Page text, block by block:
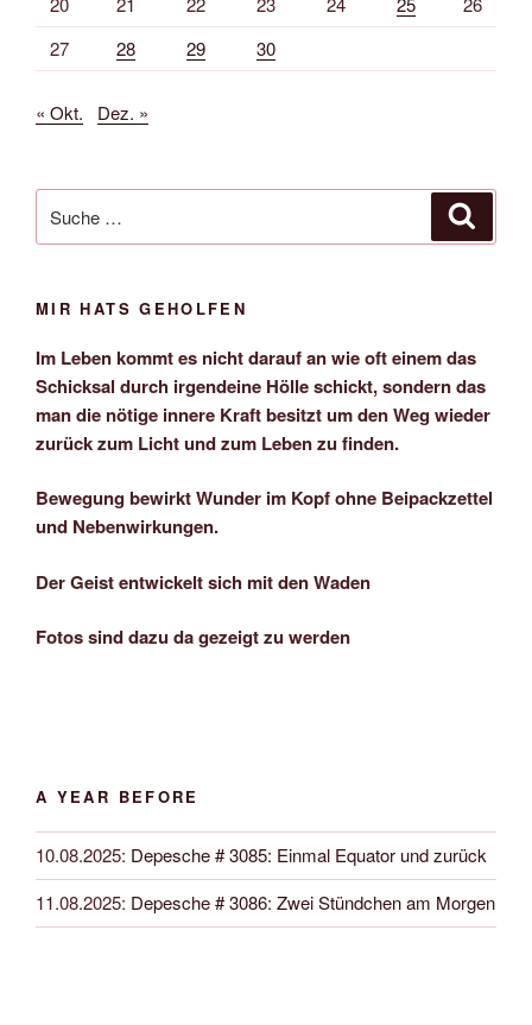
27
28 29 30
« Okt. Dez. »
nach:
MIR HATS GEHOLFEN
Im Leben kommt es nicht darauf an wie oft einem das
Schicksal durch irgendeine Hölle schickt, sondern das
man die nötige innere Kraft besitzt um den Weg wieder
zurück zum Licht und zum Leben zu finden.
Bewegung bewirkt Wunder im Kopf ohne Beipackzettel
und Nebenwirkungen.
Der Geist entwickelt sich mit den Waden
Fotos sind dazu da gezeigt zu werden
A YEAR BEFORE
10.08.2025: Depesche # 3085: Einmal Equator und zurück
11.08.2025: Depesche # 3086: Zwei Stündchen am Morgen